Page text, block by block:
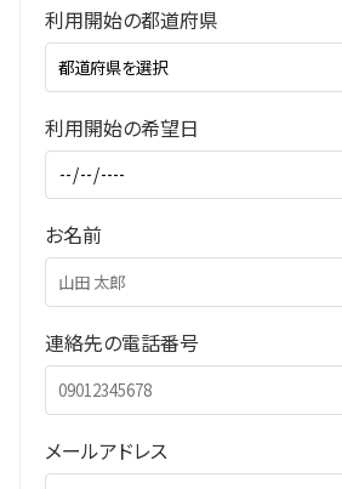
利用開始の都道府県
利用開始の希望日
お名前
連絡先の電話番号
メールアドレス